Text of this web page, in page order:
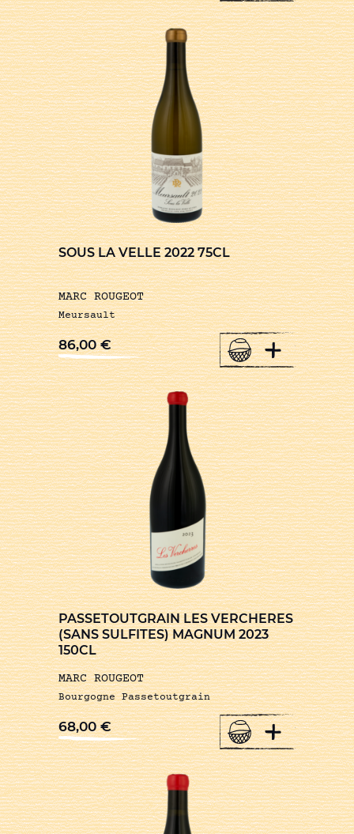
SOUS LA VELLE 2022 75CL
MARC ROUGEOT
Meursault
86,00€ +
PASSETOUTGRAIN LES VERCHERES
(SANS SULFITES) MAGNUM 2023
150CL
MARC ROUGEOT
Bourgogne Passetoutgrain
68,00€ +